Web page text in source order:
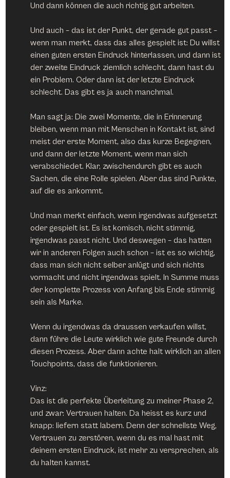
Und dann können die auch richtig gut arbeiten.
Und auch – das ist der Punkt, der gerade gut passt –
wenn man merkt, dass das alles gespielt ist: Du willst
einen guten ersten Eindruck hinterlassen, und dann ist
der zweite Eindruck ziemlich schlecht, dann hast du
ein Problem. Oder dann ist der letzte Eindruck
schlecht. Das gibt es ja auch manchmal.
Man sagt ja: Die zwei Momente, die in Erinnerung
bleiben, wenn man mit Menschen in Kontakt ist, sind
meist der erste Moment, also das kurze Begegnen,
und dann der letzte Moment, wenn man sich
verabschiedet. Klar, zwischendurch gibt es auch
Sachen, die eine Rolle spielen. Aber das sind Punkte,
auf die es ankommt.
Und man merkt einfach, wenn irgendwas aufgesetzt
oder gespielt ist. Es ist komisch, nicht stimmig,
irgendwas passt nicht. Und deswegen – das hatten
wir in anderen Folgen auch schon – ist es so wichtig,
dass man sich nicht selber anlügt und sich nichts
vormacht und nicht irgendwas spielt. In Summe muss
der komplette Prozess von Anfang bis Ende stimmig
sein als Marke.
Wenn du irgendwas da draussen verkaufen willst,
dann führe die Leute wirklich wie gute Freunde durch
diesen Prozess. Aber dann achte halt wirklich an allen
Touchpoints, dass die funktionieren.
Vinz:
Das ist die perfekte Überleitung zu meiner Phase 2,
und zwar: Vertrauen halten. Da heisst es kurz und
knapp: liefern statt labern. Denn der schnellste Weg,
Vertrauen zu zerstören, wenn du es mal hast mit
deinem ersten Eindruck, ist mehr zu versprechen, als
du halten kannst.